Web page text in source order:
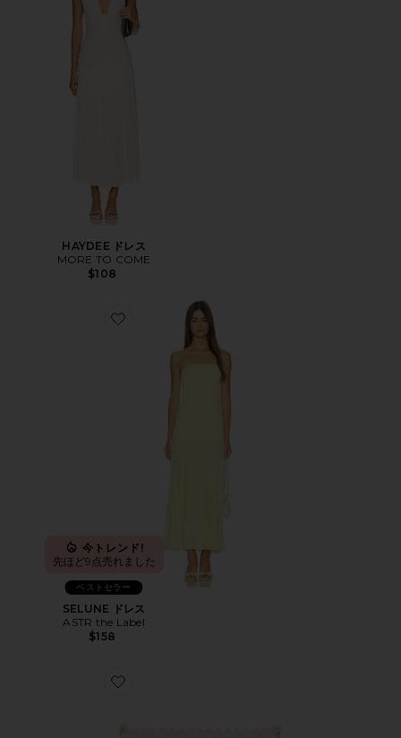
HAYDEE ドレス
MORE TO COME
$108
Favorite SELUNE ドレス
今トレンド!
先ほど9点売れました
ベストセラー
SELUNE ドレス
ASTR the Label
$158
Favorite TILDA ビーズ入りトップハンドルバッグ